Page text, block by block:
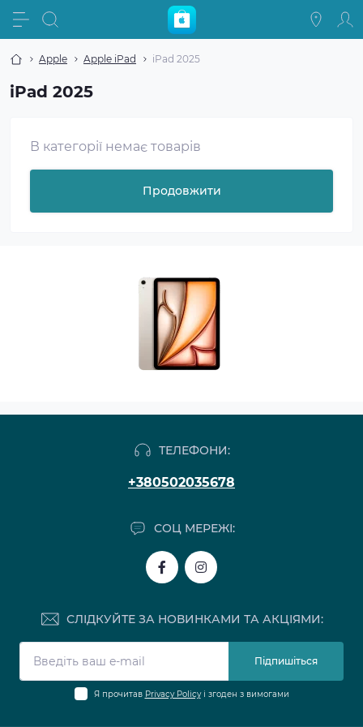
Apple Apple iPad iPad 2025
iPad 2025
В категорії немає товарів
Продовжити
ТЕЛЕФОНИ:
+380502035678
СОЦ МЕРЕЖІ:
СЛІДКУЙТЕ ЗА НОВИНКАМИ ТА АКЦІЯМИ:
Підпишіться
Я прочитав Privacy Policyі згоден з вимогами